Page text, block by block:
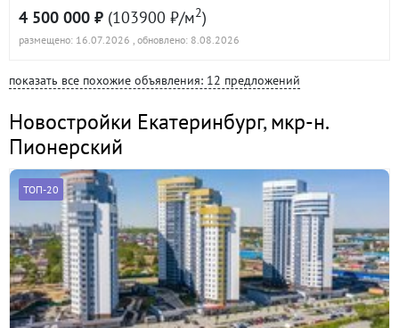
4 500 000 ₽ (103900 ₽/м2)
размещено: 16.07.2026 , обновлено: 8.08.2026
показать все похожие объявления: 12 предложений
Новостройки Екатеринбург,мкр-н.
Пионерский
ТОП-20